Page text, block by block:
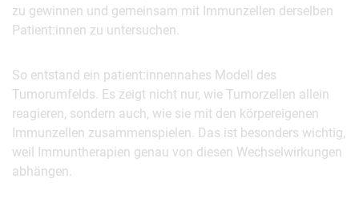
zu gewinnen und gemeinsam mit Immunzellen derselben
Patient:innen zu untersuchen.
So entstand ein patient:innennahes Modell des
Tumorumfelds. Es zeigt nicht nur, wie Tumorzellen allein
reagieren, sondern auch, wie sie mit den körpereigenen
Immunzellen zusammenspielen. Das ist besonders wichtig,
weil Immuntherapien genau von diesen Wechselwirkungen
abhängen.